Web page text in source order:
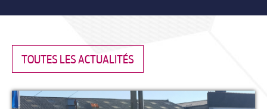
TOUTES LES ACTUALITÉS